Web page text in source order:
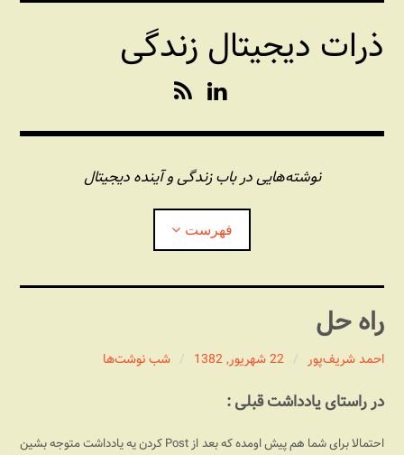
رفتن
محتواذرات دیجیتال زندگی
n
k
e
d
I
n
S
نوشته‌هایی در باب زندگی و آینده دیجیتال
فهرست
درباره این وبلاگ
مجله شبکه
پندهای یونیکسی استاد «فو»
راه حل
احمد شریف‌پور 22 شهریور, 1382 شب نوشت‌ها
در راستای یادداشت قبلی :
احتمالا برای شما هم پیش اومده که بعد از Post کردن یه یادداشت متوجه بشین